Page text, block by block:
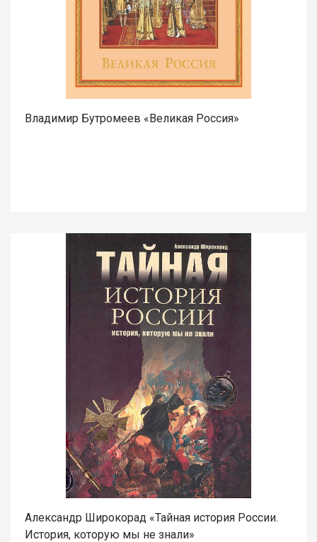
Владимир Бутромеев «Великая Россия»
Александр Широкорад «Тайная история России.
История, которую мы не знали»